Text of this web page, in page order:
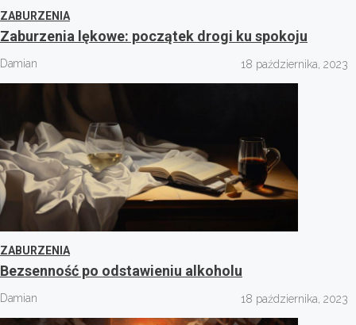
ZABURZENIA
Zaburzenia lękowe: początek drogi ku spokoju
Damian 18 października, 2023
ZABURZENIA
Bezsenność po odstawieniu alkoholu
Damian 18 października, 2023